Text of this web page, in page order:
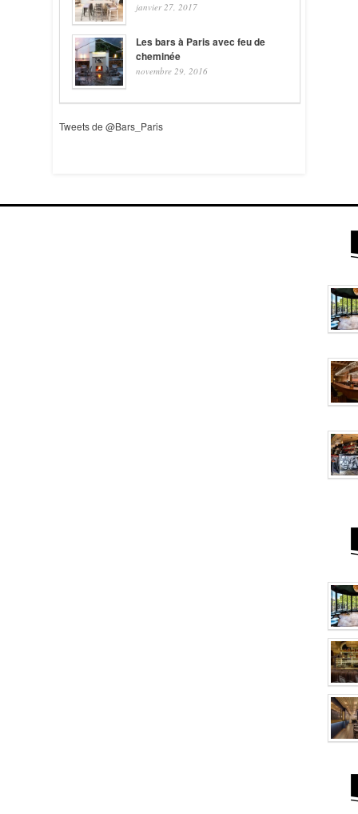
janvier 27, 2017
Les bars à Paris avec feu de
cheminée
novembre 29, 2016
Tweets de @Bars_Paris